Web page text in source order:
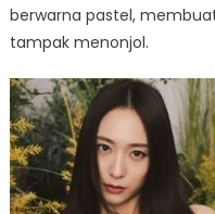
berwarna pastel,
tampak menonjol.